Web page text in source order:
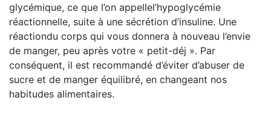
glycémique, ce que l’on appellel’hypoglycémie
réactionnelle, suite à une sécrétion d’insuline. Une
réactiondu corps qui vous donnera à nouveau l’envie
de manger, peu après votre « petit-déj ». Par
conséquent, il est recommandé d’éviter d’abuser de
sucre et de manger équilibré, en changeant nos
habitudes alimentaires.